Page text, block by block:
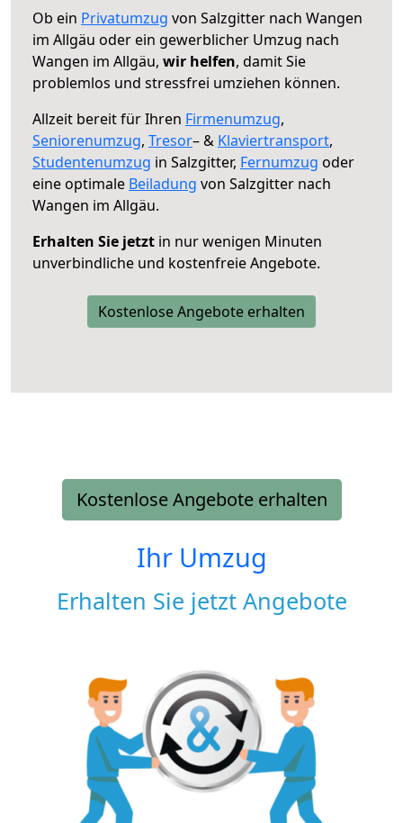
Ob ein Privatumzug von Salzgitter nach Wangen
im Allgäu oder ein gewerblicher Umzug nach
Wangen im Allgäu, wir helfen, damit Sie
problemlos und stressfrei umziehen können.
Allzeit bereit für Ihren Firmenumzug,
Seniorenumzug, Tresor– & Klaviertransport,
Studentenumzug in Salzgitter, Fernumzug oder
eine optimale Beiladung von Salzgitter nach
Wangen im Allgäu.
Erhalten Sie jetzt in nur wenigen Minuten
unverbindliche und kostenfreie Angebote.
Kostenlose Angebote erhalten
Kostenlose Angebote erhalten
Ihr Umzug
Erhalten Sie jetzt Angebote